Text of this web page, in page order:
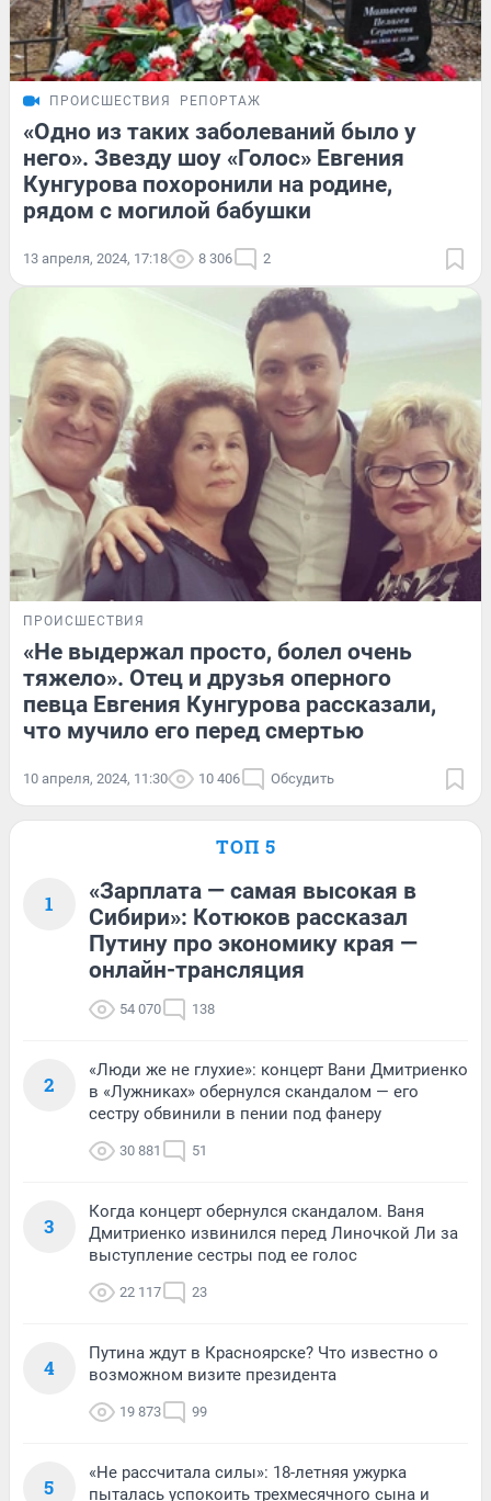
ПРОИСШЕСТВИЯ РЕПОРТАЖ
«Одно из таких заболеваний было у
него». Звезду шоу «Голос» Евгения
Кунгурова похоронили на родине,
рядом с могилой бабушки
13 апреля, 2024, 17:18 8 306 2
ПРОИСШЕСТВИЯ
«Не выдержал просто, болел очень
тяжело». Отец и друзья оперного
певца Евгения Кунгурова рассказали,
что мучило его перед смертью
10 апреля, 2024, 11:30 10 406 Обсудить
ТОП 5
1
«Зарплата — самая высокая в
Сибири»: Котюков рассказал
Путину про экономику края —
онлайн-трансляция
54 070 138
2
«Люди же не глухие»: концерт Вани Дмитриенко
в «Лужниках» обернулся скандалом — его
сестру обвинили в пении под фанеру
30 881 51
3
Когда концерт обернулся скандалом. Ваня
Дмитриенко извинился перед Линочкой Ли за
выступление сестры под ее голос
22 117 23
4
Путина ждут в Красноярске? Что известно о
возможном визите президента
19 873 99
5
«Не рассчитала силы»: 18-летняя ужурка
пыталась успокоить трехмесячного сына и